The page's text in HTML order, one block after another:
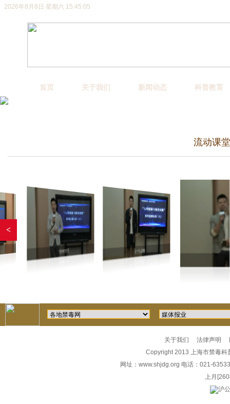
2026年8月8日 星期六 15:45:05
首页 关于我们 新闻动态 科普教育
流动课堂
情绪管理 行为成瘾
<
关于我们 法律声明
Copyright 2013 上海市禁毒
网址： www.shjdg.org 电话：021-
上月
沪